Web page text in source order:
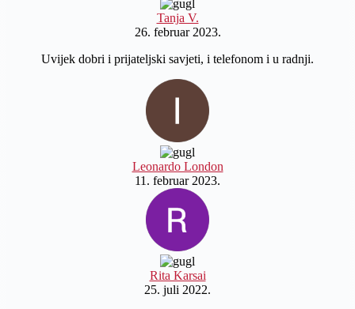
Tanja V.
26. februar 2023.
Uvijek dobri i prijateljski savjeti, i telefonom i u radnji.
Leonardo London
11. februar 2023.
Rita Karsai
25. juli 2022.